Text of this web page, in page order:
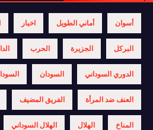
أسوان أماني الطويل اخبار
البركل الجزيرة الحرب
الدوري السوداني السودان
العنف ضد المرأة الفريق المضيف
المناخ الهلال الهلال السوداني